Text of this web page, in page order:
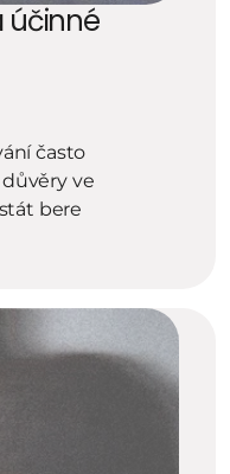
účinné
často
ve
bere